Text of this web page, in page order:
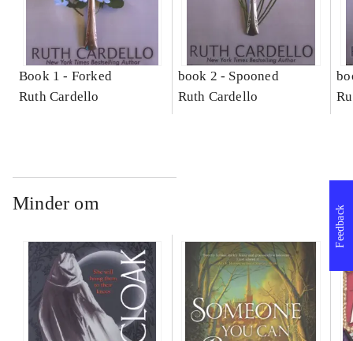
Book 1 - Forked
Ruth Cardello
book 2 - Spooned
Ruth Cardello
Minder om
Feedback